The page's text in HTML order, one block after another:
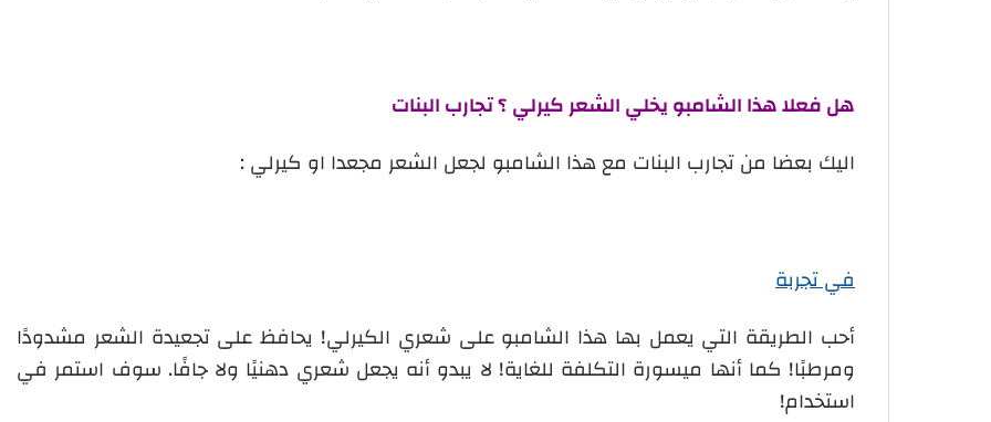
هل فعلا هذا الشامبو يخلي الشعر كيرلي ؟ تجارب البنات
اليك بعضا من تجارب البنات مع هذا الشامبو لجعل الشعر مجعدا او كيرلي :
في تجربة
أحب الطريقة التي يعمل بها هذا الشامبو على شعري الكيرلي! يحافظ على تجعيدة الشعر مشدودًا
ومرطبًا! كما أنها ميسورة التكلفة للغاية! لا يبدو أنه يجعل شعري دهنيًا ولا جافًا. سوف استمر في
استخدام!